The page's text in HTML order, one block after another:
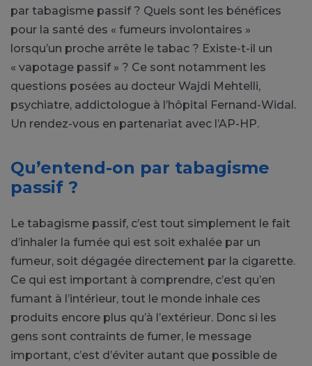
par tabagisme passif ? Quels sont les bénéfices
pour la santé des « fumeurs involontaires »
lorsqu’un proche arrête le tabac ? Existe-t-il un
« vapotage passif » ? Ce sont notamment les
questions posées au docteur Wajdi Mehtelli,
psychiatre, addictologue à l’hôpital Fernand-Widal.
Un rendez-vous en partenariat avec l’AP-HP.
Qu’entend-on par tabagisme
passif ?
Le tabagisme passif, c’est tout simplement le fait
d’inhaler la fumée qui est soit exhalée par un
fumeur, soit dégagée directement par la cigarette.
Ce qui est important à comprendre, c’est qu’en
fumant à l’intérieur, tout le monde inhale ces
produits encore plus qu’à l’extérieur. Donc si les
gens sont contraints de fumer, le message
important, c’est d’éviter autant que possible de